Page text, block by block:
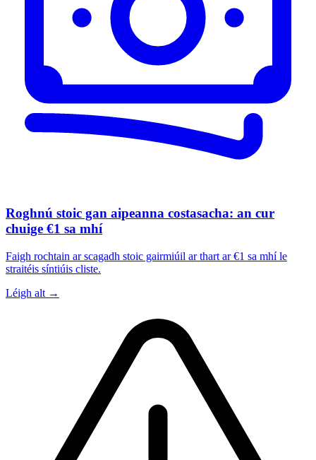
Roghnú stoic gan aipeanna costasacha: an cur
chuige €1 sa mhí
Faigh rochtain ar scagadh stoic gairmiúil ar thart ar €1 sa mhí le
straitéis síntiúis cliste.
Léigh alt →